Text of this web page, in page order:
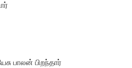
பாலன் பிறந்தார்